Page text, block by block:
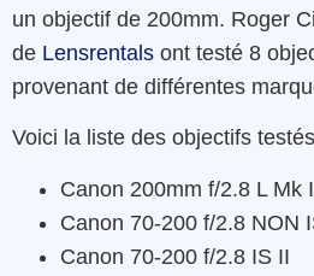
un objectif de 200mm. Roger
de Lensrentals ont testé 8
provenant de différentes
Voici la liste des objectifs
Canon 200mm f/2.8 L Mk
Canon 70-200 f/2.8 NON
Canon 70-200 f/2.8 IS II